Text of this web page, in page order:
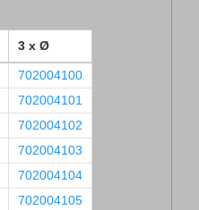
3 x Ø
702004100
702004101
702004102
702004103
702004104
702004105